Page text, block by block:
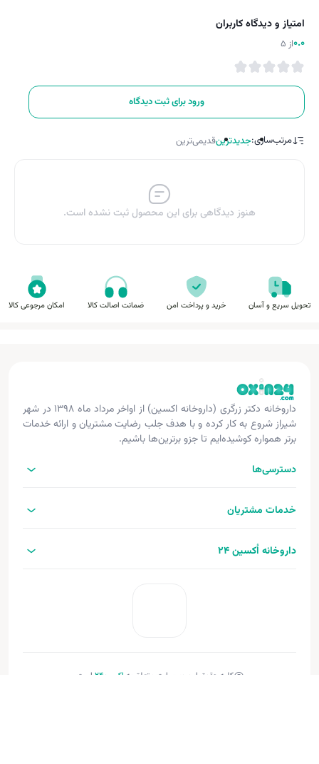
امتیاز و دیدگاه کاربران
0.0از 5
ورود برای ثبت دیدگاه
مرتب‌سازی:جدیدترینقدیمی‌ترین
هنوز دیدگاهی برای این محصول ثبت نشده است.
تحویل سریع و آسان خرید و پرداخت امن ضمانت اصالت کالا امکان مرجوعی کالا
داروخانه دکتر زرگری (داروخانه اکسین) از اواخر مرداد ماه ۱۳۹۸ در شهر
شیراز شروع به کار کرده و با هدف جلب رضایت مشتریان و ارائه خدمات
برتر همواره کوشیده‌ایم تا جزو برترین‌ها باشیم.
دسترسی‌ها
خدمات مشتریان
داروخانه اُکسین 24
کلیه حقوق این وب‌سایت متعلق به اکسین‌24
است.